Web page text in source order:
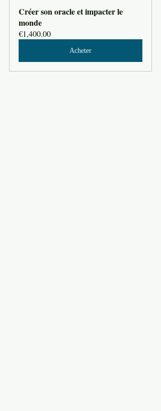
Créer son oracle et impacter le
monde
€1,400.00
Acheter